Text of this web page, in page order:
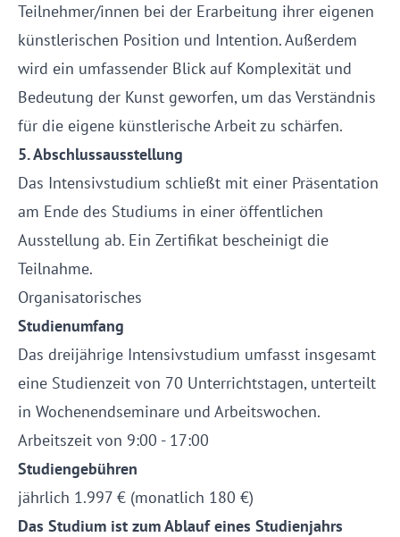
Teilnehmer/innen bei der Erarbeitung ihrer eigenen
künstlerischen Position und Intention. Außerdem
wird ein umfassender Blick auf Komplexität und
Bedeutung der Kunst geworfen, um das Verständnis
für die eigene künstlerische Arbeit zu schärfen.
5. Abschlussausstellung
Das Intensivstudium schließt mit einer Präsentation
am Ende des Studiums in einer öffentlichen
Ausstellung ab. Ein Zertifikat bescheinigt die
Teilnahme.
Organisatorisches
Studienumfang
Das dreijährige Intensivstudium umfasst insgesamt
eine Studienzeit von 70 Unterrichtstagen, unterteilt
in Wochenendseminare und Arbeitswochen.
Arbeitszeit von 9:00 - 17:00
Studiengebühren
jährlich 1.997 € (monatlich 180 €)
Das Studium ist zum Ablauf eines Studienjahrs